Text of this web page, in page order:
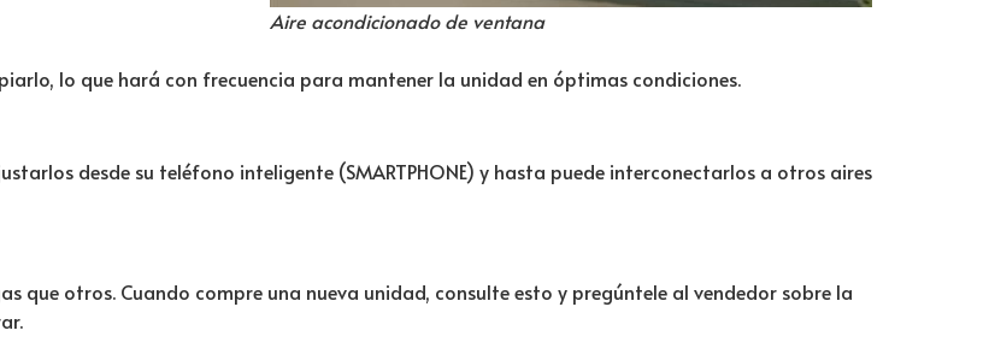
Aire acondicionado de ventana
lo que hará con frecuencia para mantener la unidad en óptimas condiciones.
desde su teléfono inteligente (SMARTPHONE) y hasta puede interconectarlos a otros aires
que otros. Cuando compre una nueva unidad, consulte esto y pregúntele al vendedor sobre la